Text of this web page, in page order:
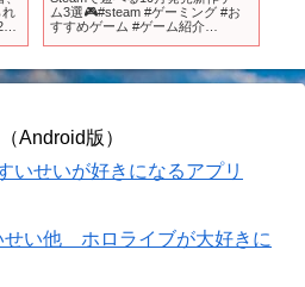
れ
ム3選🎮#steam #ゲーミング #お
すすめゲーム #ゲーム紹介
Android版）
せいが好きになるアプリ
い他 ホロライブが大好きに